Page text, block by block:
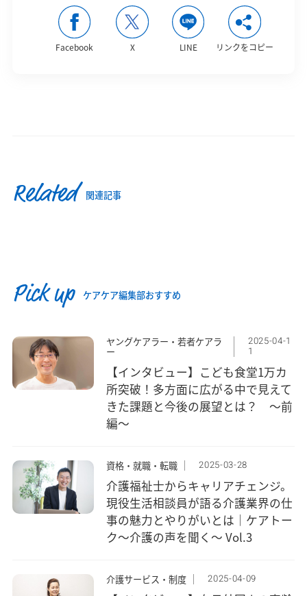
Facebook X LINE リンクをコピー
Related 関連記事
Pick up ケアケア編集部おすすめ
ヤングケアラー・若者ケアラ
ー
2025-04-1
1
【インタビュー】こども食堂1万カ
所突破！多方面に広がる中で見えて
きた課題と今後の展望とは？ ～前
編～
資格・就職・転職 2025-03-28
介護福祉士からキャリアチェンジ。
現役生活相談員が語る介護業界の仕
事の魅力とやりがいとは｜ケアトー
ク〜介護の声を聞く〜 Vol.3
介護サービス・制度 2025-04-09